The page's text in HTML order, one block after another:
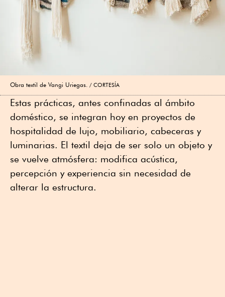
Obra textil de Vangi Uriegas. CORTESÍA
Estas prácticas, antes confinadas al ámbito
doméstico, se integran hoy en proyectos de
hospitalidad de lujo, mobiliario, cabeceras y
luminarias. El textil deja de ser solo un objeto y
se vuelve atmósfera: modifica acústica,
percepción y experiencia sin necesidad de
alterar la estructura.